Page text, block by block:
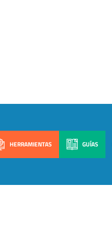
HERRAMIENTAS GUÍAS